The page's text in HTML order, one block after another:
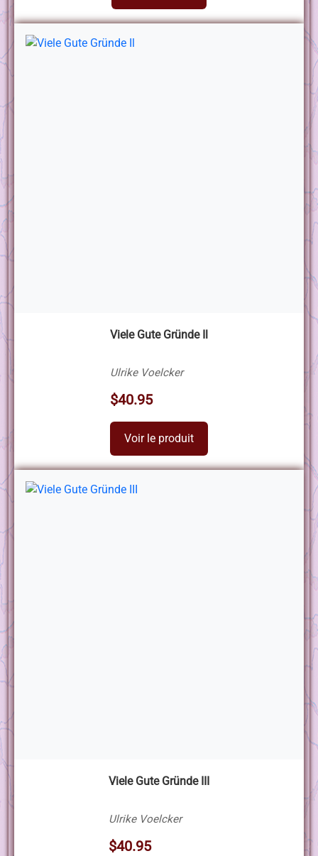
Viele Gute Gründe Il
Ulrike Voelcker
$40.95
Voir le produit
Viele Gute Gründe III
Ulrike Voelcker
$40.95